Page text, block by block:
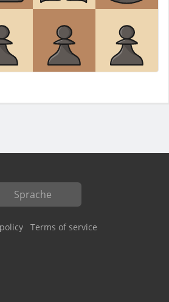
Sprache
Terms of service